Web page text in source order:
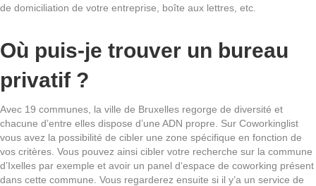
de domiciliation de votre entreprise, boîte aux lettres, etc.
Où puis-je trouver un bureau
privatif ?
Avec 19 communes, la ville de Bruxelles regorge de diversité et
chacune d’entre elles dispose d’une ADN propre. Sur Coworkinglist
vous avez la possibilité de cibler une zone spécifique en fonction de
vos critères. Vous pouvez ainsi cibler votre recherche sur la commune
d’Ixelles par exemple et avoir un panel d‘espace de coworking présent
dans cette commune. Vous regarderez ensuite si il y’a un service de